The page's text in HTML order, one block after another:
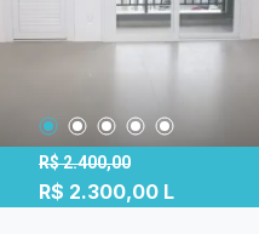
R$ 2.400,00
R$ 2.300,00 L